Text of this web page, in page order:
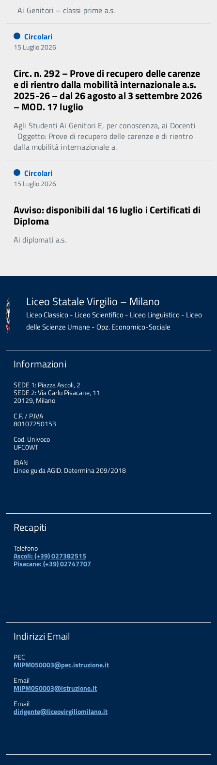
Ai Genitori – classi prime a.s.
Circolari
15 Luglio 2026
Circ. n. 292 – Prove di recupero delle carenze
e di rientro dalla mobilità internazionale a.s.
2025-26 – dal 26 agosto al 3 settembre 2026
– MOD. 17 luglio
Agli Studenti Ai Genitori E, per conoscenza, ai Docenti
Oggetto: Prove di recupero delle carenze e di rientro
dalla mobilità internazionale a.
Circolari
15 Luglio 2026
Avviso: disponibili dal 16 luglio i Certificati di
Diploma
Ai diplomati a.s.
Liceo Statale Virgilio – Milano
Liceo Classico - Liceo Scientifico - Liceo Linguistico - Liceo
delle Scienze Umane - Opz. Economico-Sociale
Informazioni
SEDE 1: Piazza Ascoli, 2
SEDE 2: Via Carlo Pisacane, 11
20129, Milano
C.F. / P.IVA
80107250153
Cod. Univoco
UFC0WT
IBAN
Linee guida AGID. Determina 209/2018
Recapiti
Telefono
Ascoli: (+39) 027382515
Pisacane: (+39) 02747707
Indirizzi Email
PEC
MIPM050003@pec.istruzione.it
Email
MIPM050003@istruzione.it
Email
dirigente@liceovirgiliomilano.it